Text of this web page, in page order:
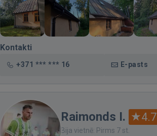
Kontakti
+371 *** *** 16 E-pasts
Raimonds I. 4.7
Bija vietnē: Pirms 7 st.